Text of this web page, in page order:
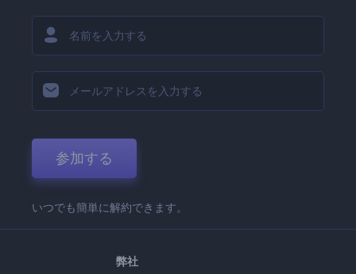
参加する
いつでも簡単に解約できます。
弊社